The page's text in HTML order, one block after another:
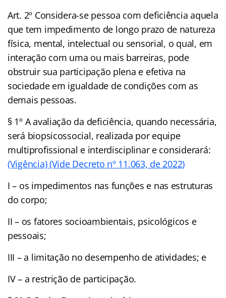
Art. 2º Considera-se pessoa com deficiência aquela
que tem impedimento de longo prazo de natureza
física, mental, intelectual ou sensorial, o qual, em
interação com uma ou mais barreiras, pode
obstruir sua participação plena e efetiva na
sociedade em igualdade de condições com as
demais pessoas.
§ 1º A avaliação da deficiência, quando necessária,
será biopsicossocial, realizada por equipe
multiprofissional e interdisciplinar e considerará:
(Vigência)(Vide Decreto nº 11.063, de 2022)
I – os impedimentos nas funções e nas estruturas
do corpo;
II – os fatores socioambientais, psicológicos e
pessoais;
III – a limitação no desempenho de atividades; e
IV – a restrição de participação.